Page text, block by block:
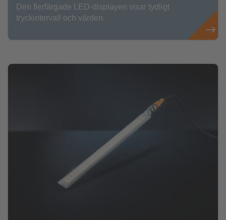
Den flerfärgade LED-displayen visar tydligt
tryckintervall och värden.